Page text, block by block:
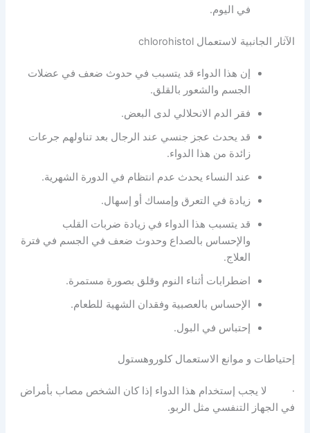
في اليوم.
الآثار الجانبية لاستعمال chlorohistol
إن هذا الدواء قد يتسبب في حدوث ضعف في عضلات
الجسم والشعور بالقلق.
فقر الدم الانحلالي لدى البعض.
قد يحدث عجز جنسي عند الرجال بعد تناولهم جرعات
زائدة من هذا الدواء.
عند النساء يحدث عدم انتظام في الدورة الشهرية.
زيادة في التعرق وإمساك أو إسهال.
قد يتسبب هذا الدواء في زيادة ضربات القلب
والإحساس بالصداع وحدوث ضعف في الجسم في فترة
العلاج.
اضطرابات أثناء النوم وقلق بصورة مستمرة.
الإحساس بالعصبية وفقدان الشهية للطعام.
إحتباس في البول.
إحتياطات و موانع الاستعمال كلوروهستول
· لا يجب إستخدام هذا الدواء إذا كان الشخص مصاب بأمراض
في الجهاز التنفسي مثل الربو.